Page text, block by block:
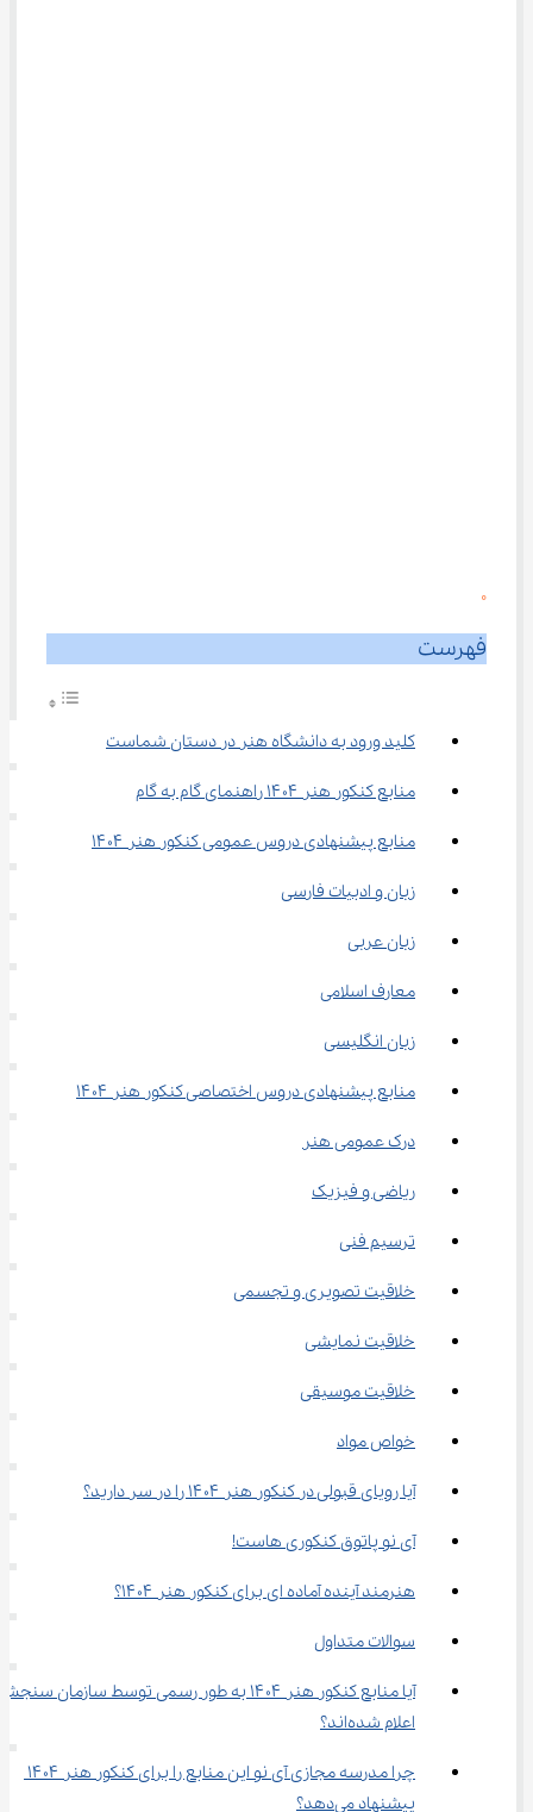
0
فهرست
کلید ورود به دانشگاه هنر در دستان شماست
منابع کنکور هنر ۱۴۰۴ راهنمای گام ‌به‌ گام
منابع پیشنهادی دروس عمومی کنکور هنر ۱۴۰۴
زبان و ادبیات فارسی
زبان عربی
معارف اسلامی
زبان انگلیسی
منابع پیشنهادی دروس اختصاصی کنکور هنر ۱۴۰۴
درک عمومی هنر
ریاضی و فیزیک
ترسیم فنی
خلاقیت تصویری و تجسمی
خلاقیت نمایشی
خلاقیت موسیقی
خواص مواد
آیا رویای قبولی در کنکور هنر ۱۴۰۴ را در سر دارید؟
آی نو پاتوق کنکوری هاست!
هنرمند آینده آماده‌ ای برای کنکور هنر ۱۴۰۴؟
سوالات متداول
آیا منابع کنکور هنر ۱۴۰۴ به طور رسمی توسط سازمان
اعلام شده‌اند؟
چرا مدرسه مجازی آی نو این منابع را برای کنکور هنر ۱۴۰۴
پیشنهاد می‌دهد؟